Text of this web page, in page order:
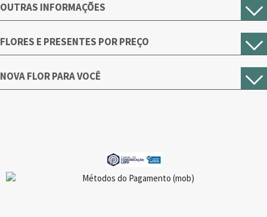
OUTRAS INFORMAÇÕES
FLORES E PRESENTES POR PREÇO
NOVA FLOR PARA VOCÊ